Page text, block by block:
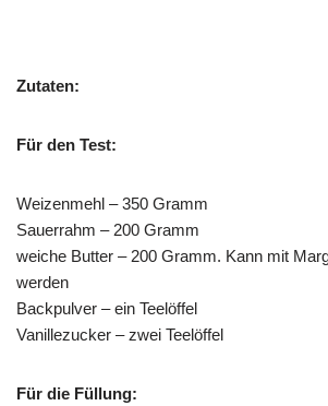
Zutaten:
Für den Test:
Weizenmehl – 350 Gramm
Sauerrahm – 200 Gramm
weiche Butter – 200 Gramm. Kann mit
werden
Backpulver – ein Teelöffel
Vanillezucker – zwei Teelöffel
Für die Füllung: